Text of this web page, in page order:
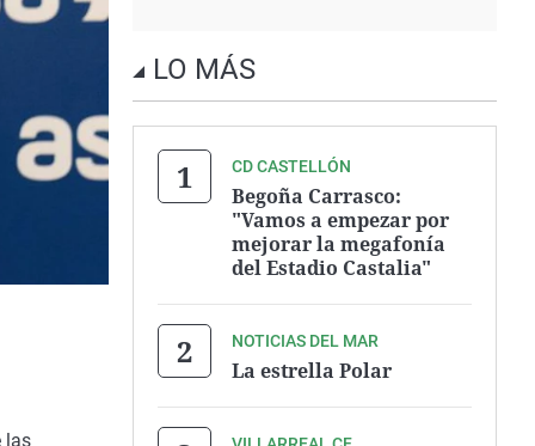
las
LO MÁS
CD CASTELLÓN
Begoña Carrasco:
"Vamos a empezar por
mejorar la megafonía
del Estadio Castalia"
NOTICIAS DEL MAR
La estrella Polar